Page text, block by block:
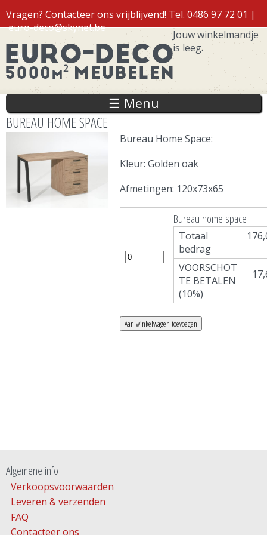
en naar
de inhoud
gaan
Vragen? Contacteer ons vrijblijvend! Tel. 0486 97 72 01 |
euro-deco@skynet.be
Inloggen
Jouw winkelmandje
is leeg.
☰ Menu
BUREAU HOME SPACE
Bureau Home Space:
Kleur: Golden oak
Afmetingen: 120x73x65
Bureau home space
Totaal
bedrag
VOORSCHOT
TE BETALEN
(10%)
Algemene info
Verkoopsvoorwaarden
Leveren & verzenden
FAQ
Contacteer ons